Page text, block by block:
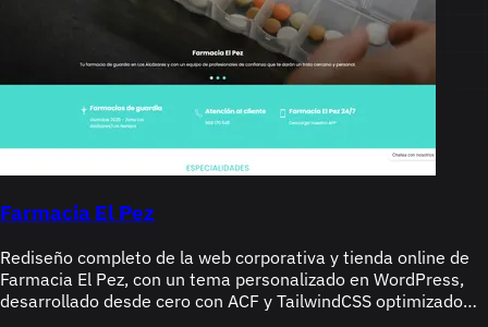
Farmacia El Pez
Rediseño completo de la web corporativa y tienda online de
Farmacia El Pez, con un tema personalizado en WordPress,
desarrollado desde cero con ACF y TailwindCSS optimizado